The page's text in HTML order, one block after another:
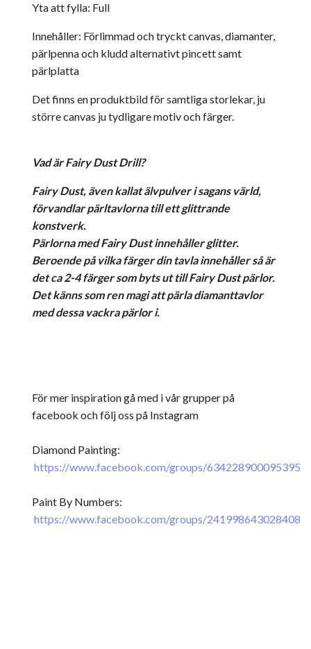
Yta att fylla: Full
Innehåller: Förlimmad och tryckt canvas, diamanter,
pärlpenna och kludd alternativt pincett samt
pärlplatta
Det finns en produktbild för samtliga storlekar, ju
större canvas ju tydligare motiv och färger.
Vad är Fairy Dust Drill?
Fairy Dust, även kallat älvpulver i sagans värld,
förvandlar pärltavlorna till ett glittrande
konstverk.
Pärlorna med Fairy Dust innehåller glitter.
Beroende på vilka färger din tavla innehåller så är
det ca 2-4 färger som byts ut till Fairy Dust pärlor.
Det känns som ren magi att pärla diamanttavlor
med dessa vackra pärlor i.
För mer inspiration gå med i vår grupper på
facebook och följ oss på Instagram
Diamond Painting:
https://www.facebook.com/groups/634228900095395
Paint By Numbers:
https://www.facebook.com/groups/241998643028408